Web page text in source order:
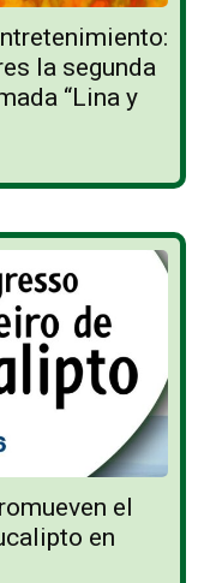
la segunda
“Lina y
el
en